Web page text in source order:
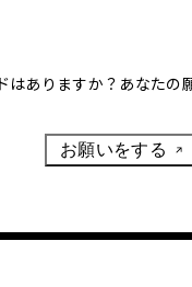
はありますか？あなたの
お願いをする